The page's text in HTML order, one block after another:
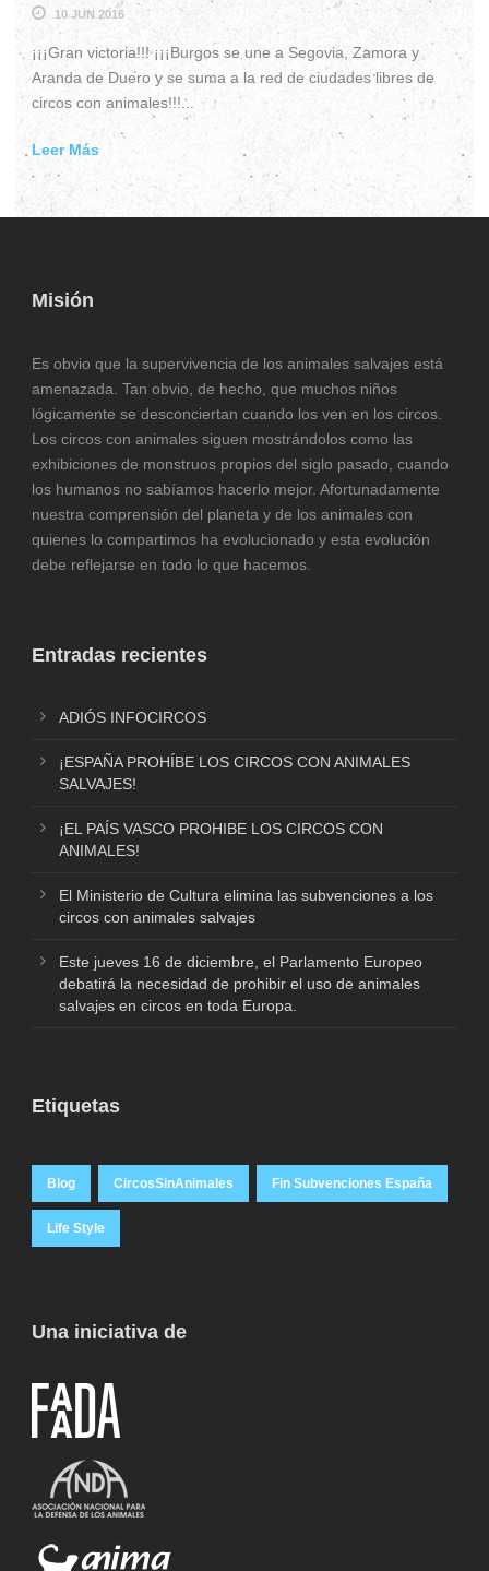
10 JUN 2016
¡¡¡Gran victoria!!! ¡¡¡Burgos se une a Segovia, Zamora y
Aranda de Duero y se suma a la red de ciudades libres de
circos con animales!!!...
Leer Más
Misión
Es obvio que la supervivencia de los animales salvajes está
amenazada. Tan obvio, de hecho, que muchos niños
lógicamente se desconciertan cuando los ven en los circos.
Los circos con animales siguen mostrándolos como las
exhibiciones de monstruos propios del siglo pasado, cuando
los humanos no sabíamos hacerlo mejor. Afortunadamente
nuestra comprensión del planeta y de los animales con
quienes lo compartimos ha evolucionado y esta evolución
debe reflejarse en todo lo que hacemos.
Entradas recientes
ADIÓS INFOCIRCOS
¡ESPAÑA PROHÍBE LOS CIRCOS CON ANIMALES
SALVAJES!
¡EL PAÍS VASCO PROHIBE LOS CIRCOS CON
ANIMALES!
El Ministerio de Cultura elimina las subvenciones a los
circos con animales salvajes
Este jueves 16 de diciembre, el Parlamento Europeo
debatirá la necesidad de prohibir el uso de animales
salvajes en circos en toda Europa.
Etiquetas
Blog CircosSinAnimales Fin Subvenciones España
Life Style
Una iniciativa de